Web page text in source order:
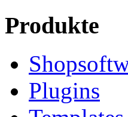
Produkte
Plugins